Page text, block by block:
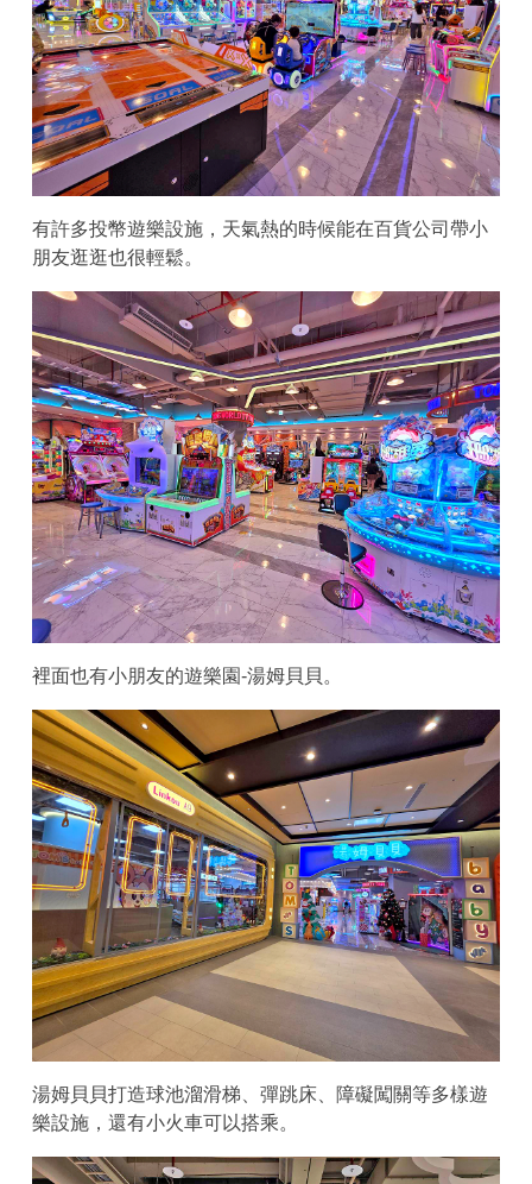
有許多投幣遊樂設施，天氣熱的時候能在百貨公司帶小
朋友逛逛也很輕鬆。
裡面也有小朋友的遊樂園-湯姆貝貝。
湯姆貝貝打造球池溜滑梯、彈跳床、障礙闖關等多樣遊
樂設施，還有小火車可以搭乘。